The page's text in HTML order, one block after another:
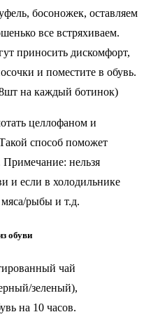
босоножек, оставляем
все встряхиваем.
приносить дискомфорт,
и поместите в обувь.
на каждый ботинок)
целлофаном и
способ поможет
нельзя
и если в холодильнике
рыбы и т.д.
обуви
чай
зеленый),
на 10 часов.